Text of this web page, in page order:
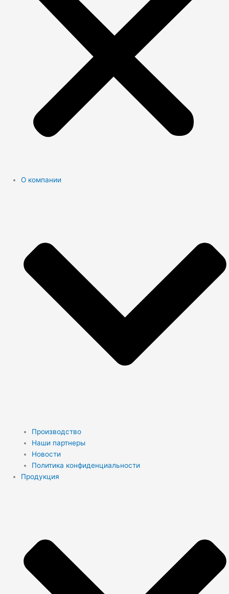
О компании
Производство
Наши партнеры
Новости
Политика конфиденциальности
Продукция